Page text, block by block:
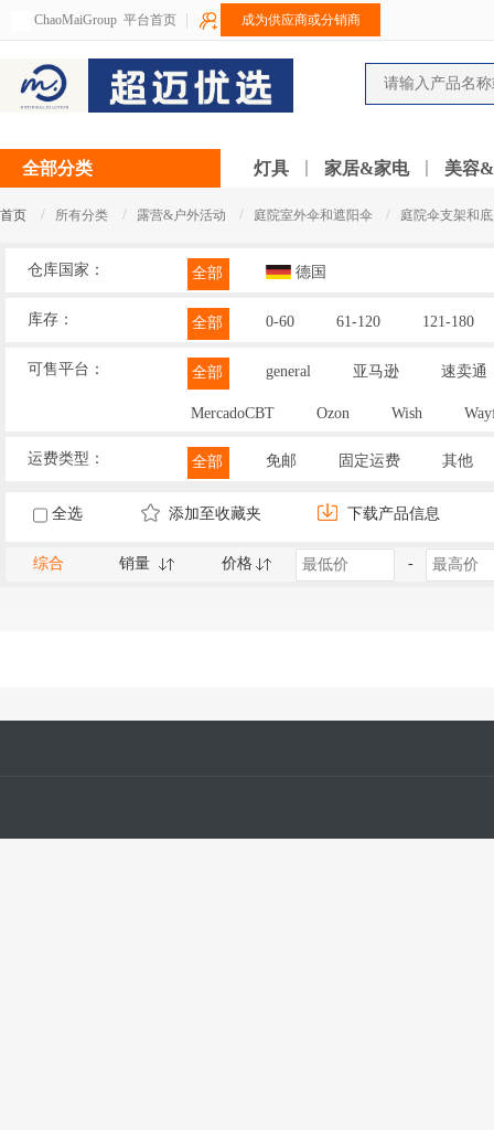
ChaoMaiGroup 平台首页 成为供应商或分销商
全部分类 灯具 家居&家电 美容
首页 / 所有分类 / 露营&户外活动 / 庭院室外伞和遮阳伞 / 庭院伞支架和
仓库国家： 全部 德国
库存： 全部 0-60 61-120 121-180
可售平台： 全部 general 亚马逊 速卖通
MercadoCBT Ozon Wish
运费类型： 全部 免邮 固定运费 其他
全选 添加至收藏夹 下载产品信息
综合 销量 价格 -